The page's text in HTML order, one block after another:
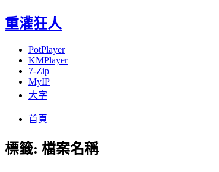
重灌狂人
PotPlayer
KMPlayer
7-Zip
MyIP
大字
首頁
標籤: 檔案名稱